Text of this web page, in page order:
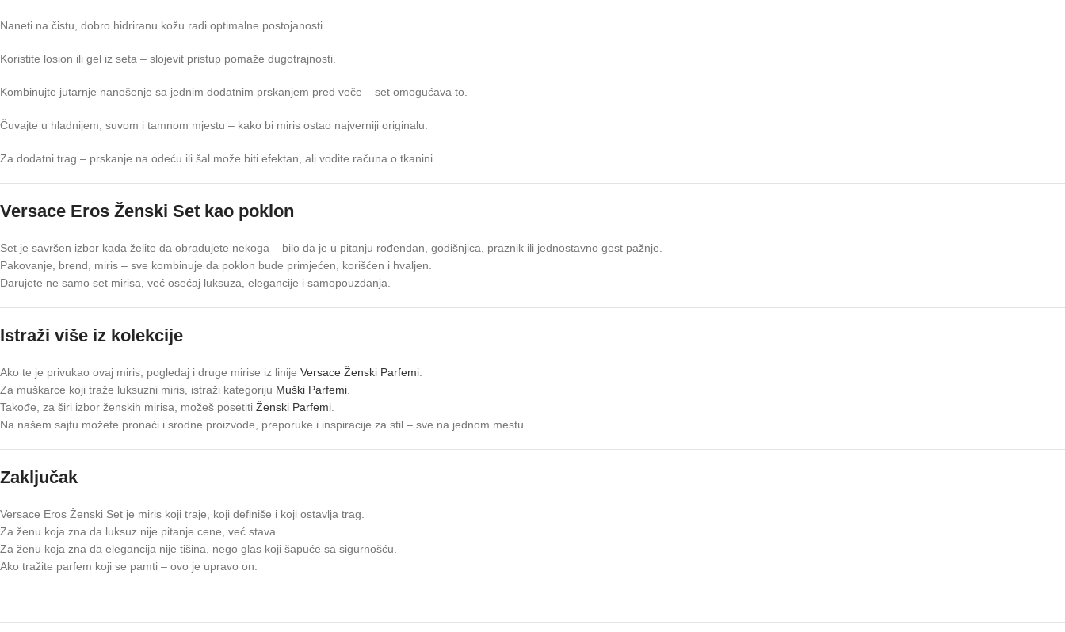
Naneti na čistu, dobro hidriranu kožu radi optimalne postojanosti.
Koristite losion ili gel iz seta – slojevit pristup pomaže dugotrajnosti.
Kombinujte jutarnje nanošenje sa jednim dodatnim prskanjem pred veče – set omogućava to.
Čuvajte u hladnijem, suvom i tamnom mjestu – kako bi miris ostao najverniji originalu.
Za dodatni trag – prskanje na odeću ili šal može biti efektan, ali vodite računa o tkanini.
Versace Eros Ženski Set kao poklon
Set je savršen izbor kada želite da obradujete nekoga – bilo da je u pitanju rođendan, godišnjica, praznik ili jednostavno gest pažnje.
Pakovanje, brend, miris – sve kombinuje da poklon bude primjećen, korišćen i hvaljen.
Darujete ne samo set mirisa, već osećaj luksuza, elegancije i samopouzdanja.
Istraži više iz kolekcije
Ako te je privukao ovaj miris, pogledaj i druge mirise iz linije Versace Ženski Parfemi
Za muškarce koji traže luksuzni miris, istraži kategoriju Muški Parfemi
Takođe, za širi izbor ženskih mirisa, možeš posetiti Ženski Parfemi
Na našem sajtu možete pronaći i srodne proizvode, preporuke i inspiracije za stil – sve na jednom mestu.
Zaključak
Versace Eros Ženski Set je miris koji traje, koji definiše i koji ostavlja trag.
Za ženu koja zna da luksuz nije pitanje cene, već stava.
Za ženu koja zna da elegancija nije tišina, nego glas koji šapuće sa sigurnošću.
Ako tražite parfem koji se pamti – ovo je upravo on.